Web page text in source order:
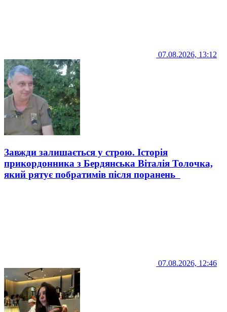
07.08.2026, 13:12
Завжди залишається у строю. Історія
прикордонника з Бердянська Віталія Толочка,
який рятує побратимів після поранень
07.08.2026, 12:46